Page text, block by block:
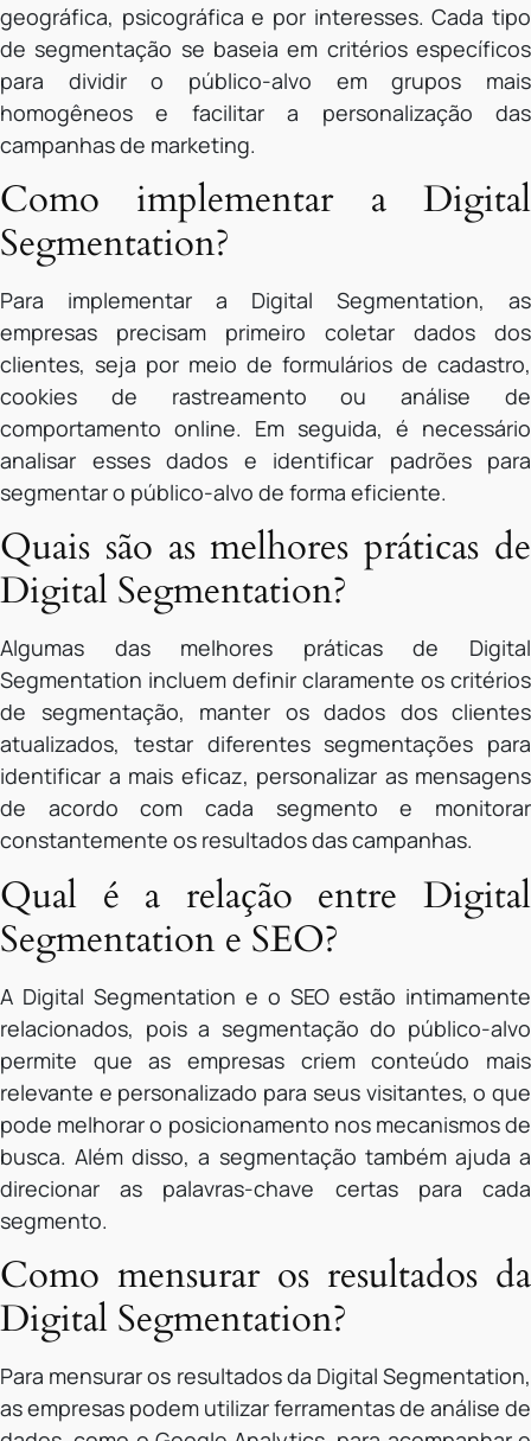
geográfica, psicográfica e por interesses. Cada tipo
de segmentação se baseia em critérios específicos
para dividir o público-alvo em grupos mais
homogêneos e facilitar a personalização das
campanhas de marketing.
Como implementar a Digital
Segmentation?
Para implementar a Digital Segmentation, as
empresas precisam primeiro coletar dados dos
clientes, seja por meio de formulários de cadastro,
cookies de rastreamento ou análise de
comportamento online. Em seguida, é necessário
analisar esses dados e identificar padrões para
segmentar o público-alvo de forma eficiente.
Quais são as melhores práticas de
Digital Segmentation?
Algumas das melhores práticas de Digital
Segmentation incluem definir claramente os critérios
de segmentação, manter os dados dos clientes
atualizados, testar diferentes segmentações para
identificar a mais eficaz, personalizar as mensagens
de acordo com cada segmento e monitorar
constantemente os resultados das campanhas.
Qual é a relação entre Digital
Segmentation e SEO?
A Digital Segmentation e o SEO estão intimamente
relacionados, pois a segmentação do público-alvo
permite que as empresas criem conteúdo mais
relevante e personalizado para seus visitantes, o que
pode melhorar o posicionamento nos mecanismos de
busca. Além disso, a segmentação também ajuda a
direcionar as palavras-chave certas para cada
segmento.
Como mensurar os resultados da
Digital Segmentation?
Para mensurar os resultados da Digital Segmentation,
as empresas podem utilizar ferramentas de análise de